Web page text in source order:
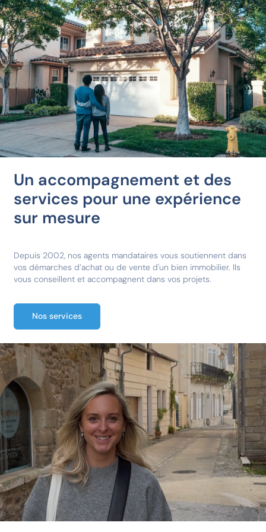
Un accompagnement et des
services pour une expérience
sur mesure
Depuis 2002, nos agents mandataires vous soutiennent dans
vos démarches d’achat ou de vente d'un bien immobilier. Ils
vous conseillent et accompagnent dans vos projets.
Nos services